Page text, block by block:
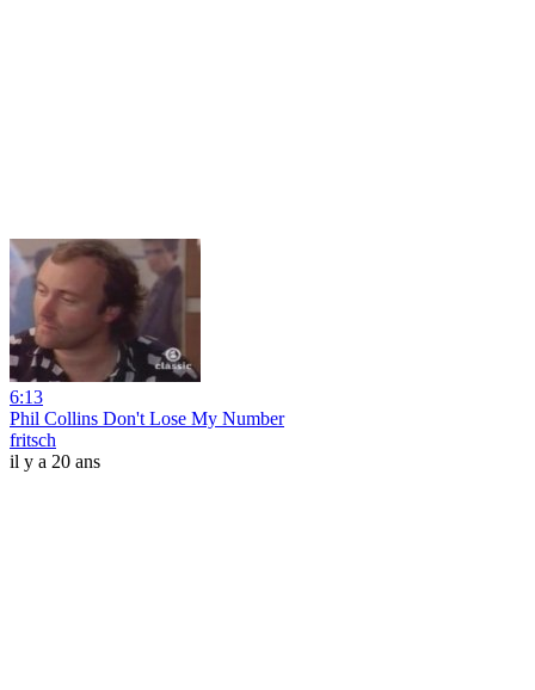
6:13
Phil Collins Don't Lose My Number
fritsch
il y a 20 ans